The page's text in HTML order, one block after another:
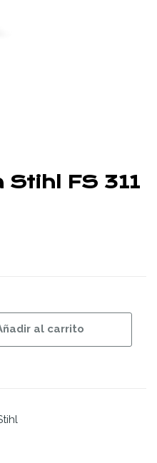
Stihl FS 311
al carrito